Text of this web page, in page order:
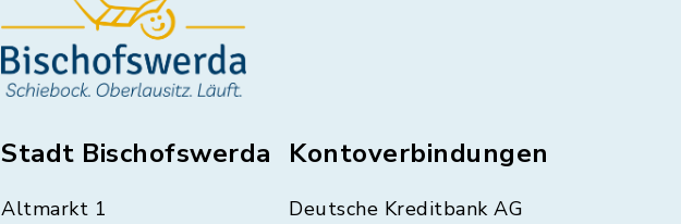
Stadt Bischofswerda
Altmarkt 1
Kontoverbindungen
Deutsche Kreditbank AG